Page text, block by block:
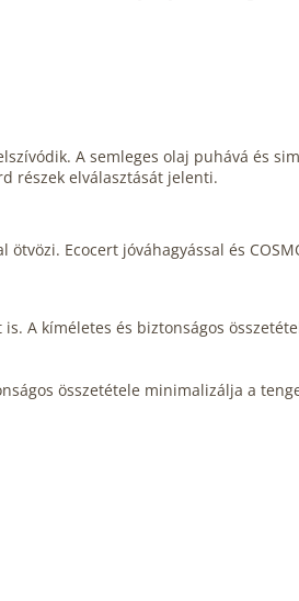
A semleges olaj puhává és
részek elválasztását jelenti.
Ecocert jóváhagyással és
A kíméletes és biztonságos
összetétele minimalizálja a